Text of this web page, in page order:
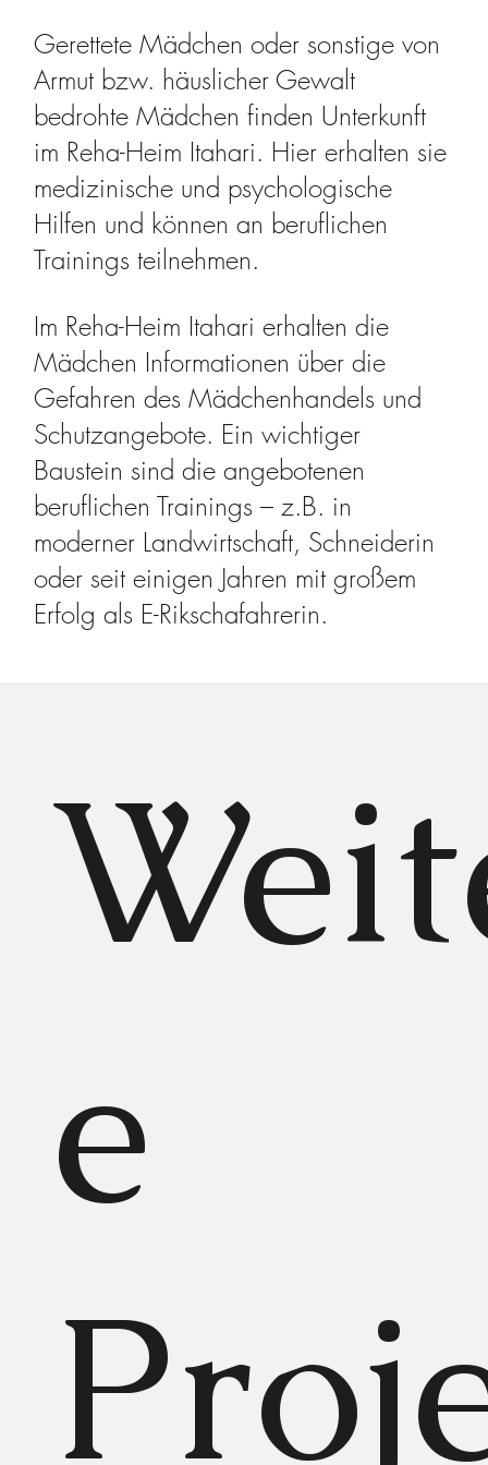
Gerettete Mädchen oder sonstige von
Armut bzw. häuslicher Gewalt
bedrohte Mädchen finden Unterkunft
im Reha-Heim Itahari. Hier erhalten sie
medizinische und psychologische
Hilfen und können an beruflichen
Trainings teilnehmen.
Im Reha-Heim Itahari erhalten die
Mädchen Informationen über die
Gefahren des Mädchenhandels und
Schutzangebote. Ein wichtiger
Baustein sind die angebotenen
beruflichen Trainings – z.B. in
moderner Landwirtschaft, Schneiderin
oder seit einigen Jahren mit großem
Erfolg als E-Rikschafahrerin.
e